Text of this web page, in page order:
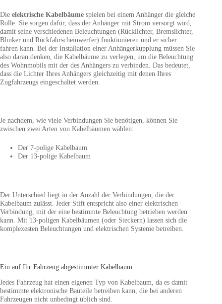
Die elektrische Kabelbäume spielen bei einem Anhänger die gleiche
Rolle. Sie sorgen dafür, dass der Anhänger mit Strom versorgt wird,
damit seine verschiedenen Beleuchtungen (Rücklichter, Bremslichter,
Blinker und Rückfahrscheinwerfer) funktionieren und er sicher
fahren kann. Bei der Installation einer Anhängerkupplung müssen Sie
also daran denken, die Kabelbäume zu verlegen, um die Beleuchtung
des Wohnmobils mit der des Anhängers zu verbinden. Das bedeutet,
dass die Lichter Ihres Anhängers gleichzeitig mit denen Ihres
Zugfahrzeugs eingeschaltet werden.
Je nachdem, wie viele Verbindungen Sie benötigen, können Sie
zwischen zwei Arten von Kabelbäumen wählen:
Der 7-polige Kabelbaum
Der 13-polige Kabelbaum
Der Unterschied liegt in der Anzahl der Verbindungen, die der
Kabelbaum zulässt. Jeder Stift entspricht also einer elektrischen
Verbindung, mit der eine bestimmte Beleuchtung betrieben werden
kann. Mit 13-poligen Kabelbäumen (oder Steckern) lassen sich die
komplexesten Beleuchtungen und elektrischen Systeme betreiben.
Ein auf Ihr Fahrzeug abgestimmter Kabelbaum
Jedes Fahrzeug hat einen eigenen Typ von Kabelbaum, da es damit
bestimmte elektronische Bauteile betreiben kann, die bei anderen
Fahrzeugen nicht unbedingt üblich sind.